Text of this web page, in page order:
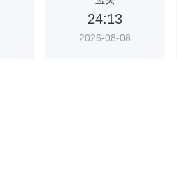
24:13
2026-08-08